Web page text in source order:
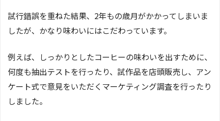
試行錯誤を重ねた結果、2年もの歳月がかかってしまいま
したが、かなり味わいにはこだわっています。
例えば、しっかりとしたコーヒーの味わいを出すために、
何度も抽出テストを行ったり、試作品を店頭販売し、アン
ケート式で意見をいただくマーケティング調査を行ったり
しました。